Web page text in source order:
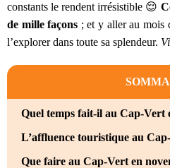
constants le rendent irrésistible 😌
de mille façons ; et y aller au mois
l’explorer dans toute sa splendeur.
Quel temps fait-il au Cap-Vert
L’affluence touristique au
Que faire au Cap-Vert en